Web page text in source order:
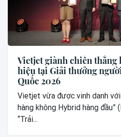
Vietjet giành chiến thắng
hiệu tại Giải thưởng
Quốc 2026
Vietjet vừa được vinh danh với
hàng không Hybrid hàng đầu”
“Trải...